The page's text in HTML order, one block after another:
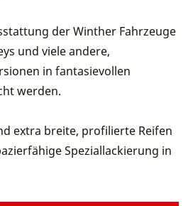
der Winther Fahrzeuge
und viele andere,
in fantasievollen
werden.
extra breite, profilierte Reifen
Speziallackierung in